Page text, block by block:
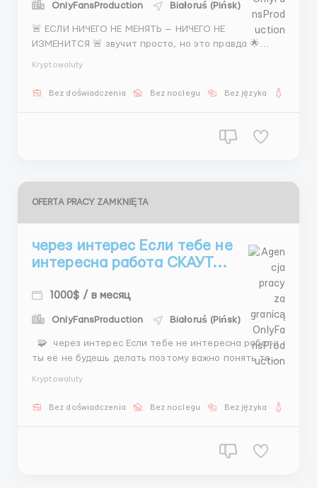
OnlyFansProduction Białoruś (Pińsk)
🚨 ЕСЛИ НИЧЕГО НЕ МЕНЯТЬ — НИЧЕГО НЕ
ИЗМЕНИТСЯ 🚨 звучит просто, но это правда 🌟
🕒 5/2 👉 либо остаёшься 👉 либо меняешь 📲
Kryptowaluty
Bez doświadczenia Bez noclegu Bez języka
OFERTA PRACY ZAMKNIĘTA
через интерес Если тебе не
интересна работа СКАУТ...
1000$ / в месяц
OnlyFansProduction Białoruś (Pińsk)
ты её не будешь делать поэтому важно понять тебе
презентации общаться 💵 доход 400–800$ фикс
Kryptowaluty
Bez doświadczenia Bez noclegu Bez języka